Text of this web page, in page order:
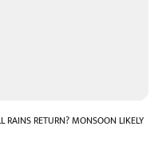
RETURN? MONSOON LIKELY